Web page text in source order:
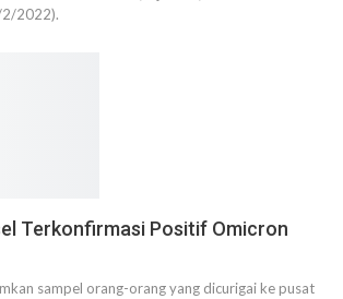
2/2022).
Terkonfirmasi Positif Omicron
sampel orang-orang yang dicurigai ke pusat